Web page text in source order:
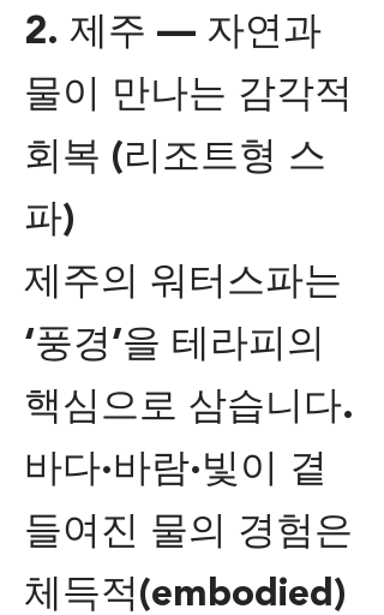
2. 제주 — 자연과
물이 만나는 감각적
회복 (리조트형 스
파)
제주의 워터스파는
‘풍경’을 테라피의
핵심으로 삼습니다.
바다·바람·빛이 곁
들여진 물의 경험은
체득적(embodied)